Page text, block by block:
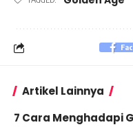
Artikel Lainnya
7 Cara Menghadapi